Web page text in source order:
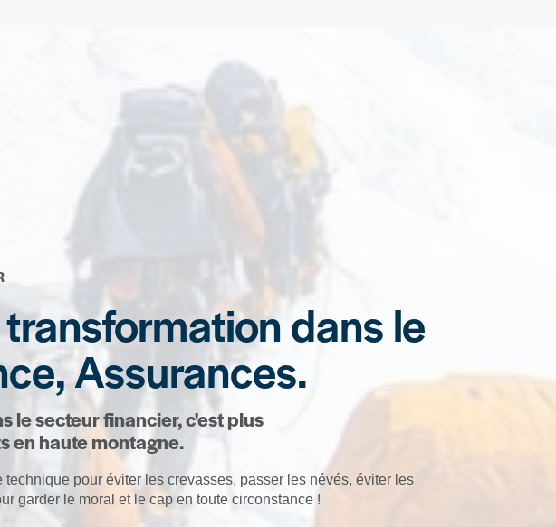
dans le
Assurances.
le secteur financier, c'est plus
en haute montagne.
pour éviter les crevasses, passer les névés, éviter les
garder le moral et le cap en toute circonstance !